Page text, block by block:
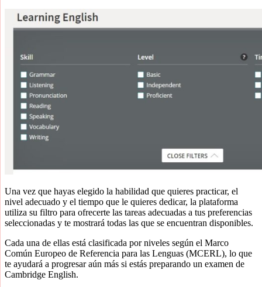
Una vez que hayas elegido la habilidad que quieres practicar, el
nivel adecuado y el tiempo que le quieres dedicar, la plataforma
utiliza su filtro para ofrecerte las tareas adecuadas a tus preferencias
seleccionadas y te mostrará todas las que se encuentran disponibles.
Cada una de ellas está clasificada por niveles según el Marco
Común Europeo de Referencia para las Lenguas (MCERL), lo que
te ayudará a progresar aún más si estás preparando un examen de
Cambridge English.